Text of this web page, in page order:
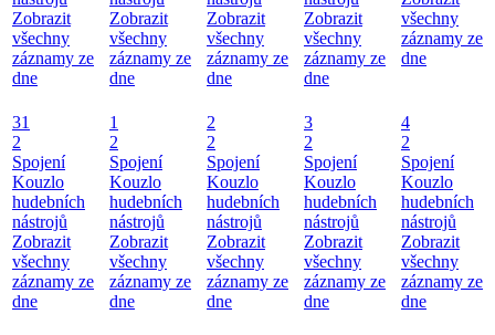
Zobrazit
všechny
záznamy ze
dne
Zobrazit
všechny
záznamy ze
dne
Zobrazit
všechny
záznamy ze
dne
Zobrazit
všechny
záznamy ze
dne
všechny
záznamy ze
dne
31
2
Spojení
Kouzlo
hudebních
nástrojů
Zobrazit
všechny
záznamy ze
dne
1
2
Spojení
Kouzlo
hudebních
nástrojů
Zobrazit
všechny
záznamy ze
dne
2
2
Spojení
Kouzlo
hudebních
nástrojů
Zobrazit
všechny
záznamy ze
dne
3
2
Spojení
Kouzlo
hudebních
nástrojů
Zobrazit
všechny
záznamy ze
dne
4
2
Spojení
Kouzlo
hudebních
nástrojů
Zobrazit
všechny
záznamy ze
dne